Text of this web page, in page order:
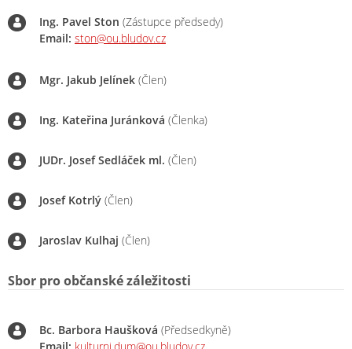
Ing. Pavel Ston (Zástupce předsedy)
Email: ston@ou.bludov.cz
Mgr. Jakub Jelínek (Člen)
Ing. Kateřina Juránková (Členka)
JUDr. Josef Sedláček ml. (Člen)
Josef Kotrlý (Člen)
Jaroslav Kulhaj (Člen)
Sbor pro občanské záležitosti
Bc. Barbora Haušková (Předsedkyně)